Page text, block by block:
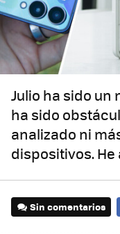
Julio ha sido un
ha sido
analizado ni
dispositivos.
Sin comentarios